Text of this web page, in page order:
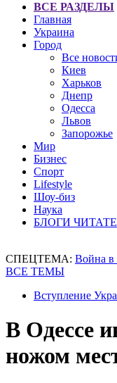
ВСЕ РАЗДЕЛЫ
Главная
Украина
Город
Все
Киев
Харьков
Днепр
Одесса
Львов
Запорожье
Мир
Бизнес
Спорт
Lifestyle
Шоу-биз
Наука
БЛОГИ
СПЕЦТЕМА: Война в
ВСЕ ТЕМЫ
Вступление
В Одессе
ножом